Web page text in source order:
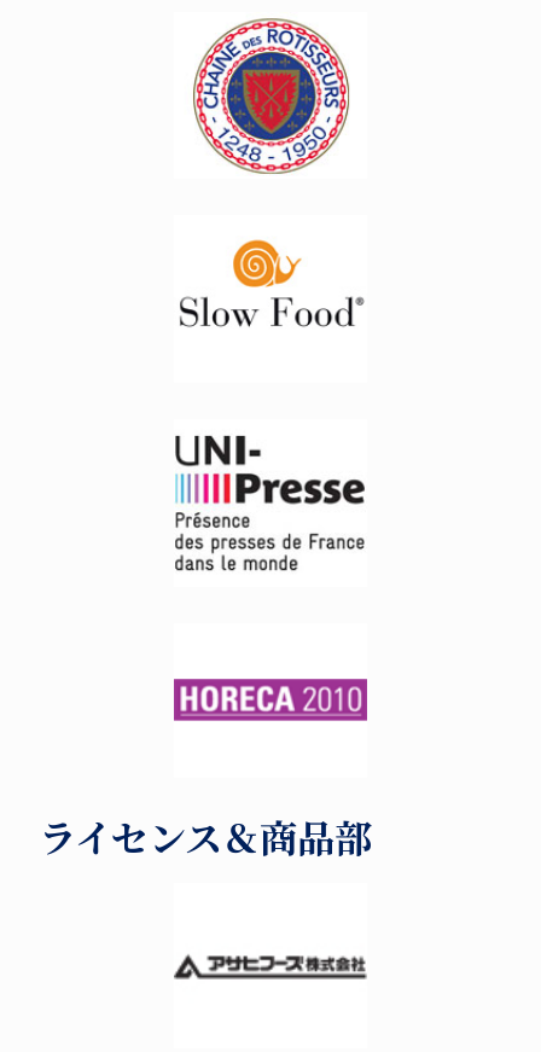
ライセンス＆商品部